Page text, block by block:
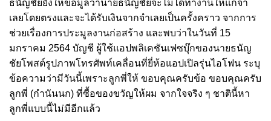
ธนัญชัยยังให้ข้อมูลว่านายธนัญชัยจะไม่ได้ทํางานให้แก่จํา
เลยโดยตรงและจะได้รับเงินจากจําเลยเป็นครั้งคราว จากการ
ช่วยเรื่องการประมูลงานก่อสร้าง และพบว่าในวันที่ 15
มกราคม 2564 บัญชี ผู้ใช้แอปพลิเคชันเฟซบุ๊กของนายธนัญ
ชัยโพสต์รูปภาพโทรศัพท์เคลื่อนที่ยี่ห้อแอปเปิลรุ่นไอโฟน ระบุ
ข้อความว่ามีวันนี้เพราะลูกพี่ให้ ขอบคุณครับข้อ ขอบคุณครับ
ลูกพี่ (กํานันนก) ที่ซื้อของขวัญให้ผม จากใจจริง ๆ ชาตินี้หา
ลูกพี่แบบนี้ไม่มีอีกแล้ว